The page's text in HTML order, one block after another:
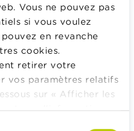
Vous ne pouvez pas
si vous voulez
en revanche
cookies.
retirer votre
vos paramètres relatifs
sur « Afficher les
d'informations.
temps signé le bail et
cependant
de consentir à
comme locataire(s).
de donner leur accord,
qui souhaite devenir
moyens financiers